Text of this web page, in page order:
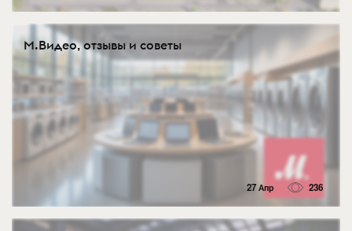
М.Видео, отзывы и советы
27 Апр 236